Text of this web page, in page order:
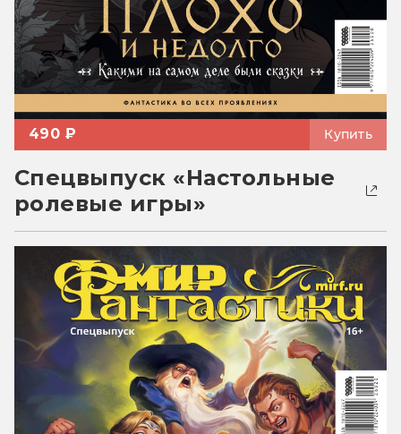
490 ₽ Купить
Спецвыпуск «Настольные
ролевые игры»